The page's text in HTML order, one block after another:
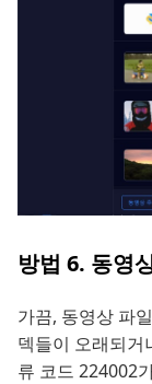
방법 6. 동영
가끔, 동영상 파
덱들이 오래되거
류 코드 224002